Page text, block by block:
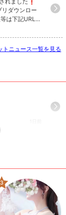
体験時の給与
はなんと⭐️1
では未経験の
す❗️❗️まった
夜職にチャ
けでもこの業
あります❗️
ムなどなど
（お仕事し
稼ぎたい子)
以上の収入
NISHIKI
報★上記求人
お待ちして
リダウンロー
等は下記URL↓
mtm
利
きなくなり
プリへのご加
のご加入はご
させていただ
することも
望のポイン
盟店のキャ
覧にいただ
金割引や特
トニュース一覧を見る
3